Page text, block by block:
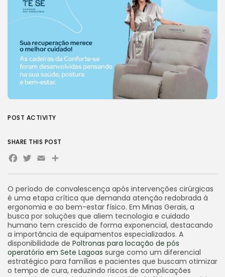
O período de convalescença após intervenções cirúrgicas
é uma etapa crítica que demanda atenção redobrada à
ergonomia e ao bem-estar físico. Em Minas Gerais, a
busca por soluções que aliem tecnologia e cuidado
humano tem crescido de forma exponencial, destacando
a importância de equipamentos especializados. A
disponibilidade de Poltronas para locação de pós
operatório em Sete Lagoas surge como um diferencial
estratégico para famílias e pacientes que buscam otimizar
o tempo de cura, reduzindo riscos de complicações
POST ACTIVITY
SHARE THIS POST
Facebook
Twitter
EmailShare